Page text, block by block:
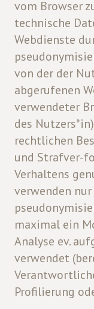
vom Browser
technische
Webdienste
von der der
abgerufenen
verwendeter
des
rechtlichen
und Strafver-
Verhaltens
verwenden
maximal ein
Analyse ev.
verwendet
Profilierung